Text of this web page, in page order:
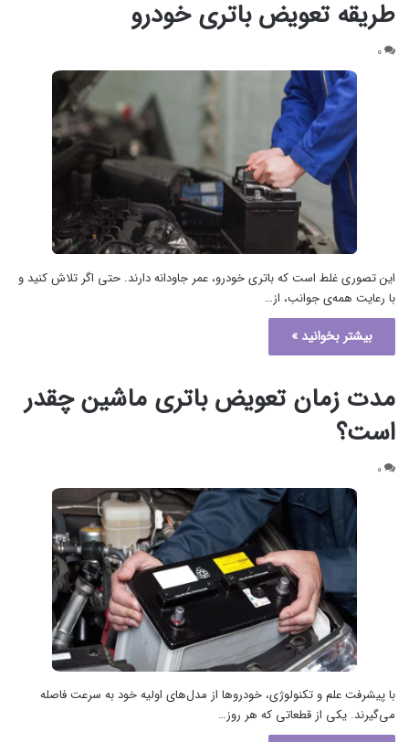
طریقه تعویض باتری خودرو
۰
این تصوری غلط است که باتری خودرو، عمر جاودانه دارند. حتی اگر تلاش کنید و
با رعایت همه‌ی جوانب، از…
بیشتر بخوانید »
مدت زمان تعویض باتری ماشین چقدر
است؟
۰
با پیشرفت علم و تکنولوژی، خودروها از مدل‌های اولیه خود به سرعت فاصله
می‌گیرند. یکی از قطعاتی که هر روز…